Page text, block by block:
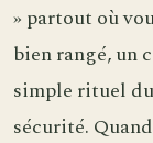
» partout où
bien rangé, un
simple rituel
sécurité.